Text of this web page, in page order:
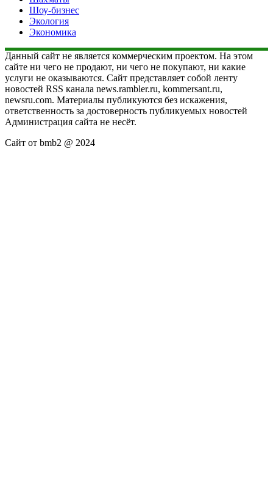
Шоу-бизнес
Экология
Экономика
Данный сайт не является коммерческим проектом. На этом
сайте ни чего не продают, ни чего не покупают, ни какие
услуги не оказываются. Сайт представляет собой ленту
новостей RSS канала news.rambler.ru, kommersant.ru,
newsru.com. Материалы публикуются без искажения,
ответственность за достоверность публикуемых новостей
Администрация сайта не несёт.
Сайт от bmb2 @ 2024